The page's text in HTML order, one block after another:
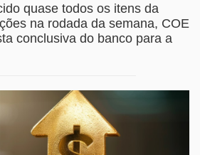
quase todos os itens da
na rodada da semana, COE
conclusiva do banco para a